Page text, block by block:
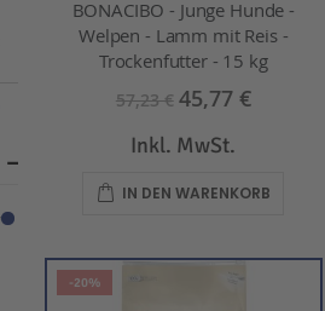
BONACIBO - Junge Hunde -
Welpen - Lamm mit Reis -
Trockenfutter - 15 kg
57,23 € 45,77 €
Inkl. MwSt.
IN DEN WARENKORB
-20%
Dies entfernen